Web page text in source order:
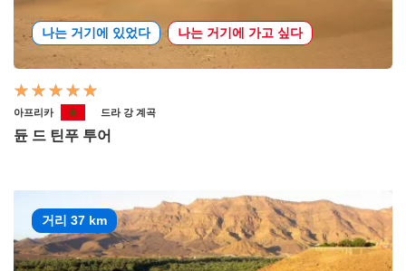
나는 거기에 있었다 나는 거기에 가고 싶다
아프리카 드라 강 계곡
듄 드 틴푸 투어
거리 37 km